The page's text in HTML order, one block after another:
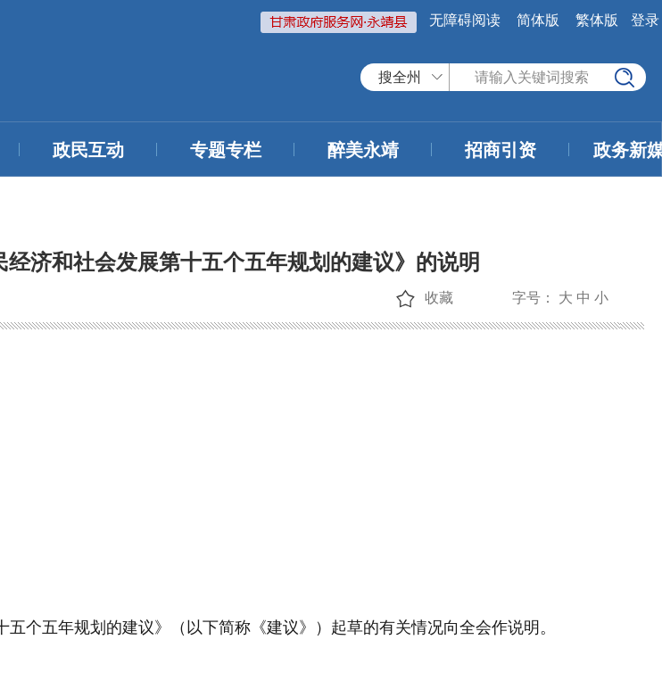
无障碍阅读 简体版 繁体版 登录
搜全州
政民互动 专题专栏 醉美永靖 招商引资 政务新
济和社会发展第十五个五年规划的建议》的说明
字号： 大 中 小
收藏
个五年规划的建议》（以下简称《建议》）起草的有关情况向全会作说明。